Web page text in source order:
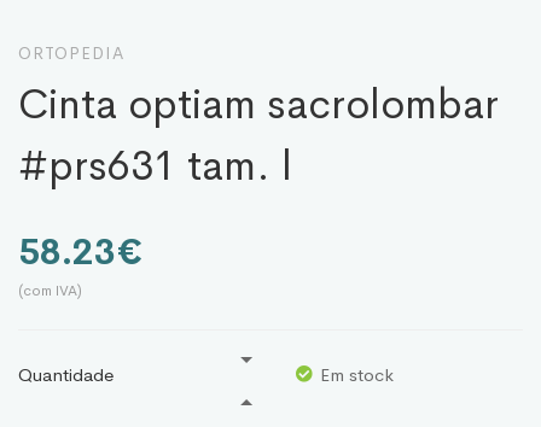
ORTOPEDIA
cinta optiam sacrolombar
#prs631 tam. l
58.23€
(com IVA)
Quantidade Em stock